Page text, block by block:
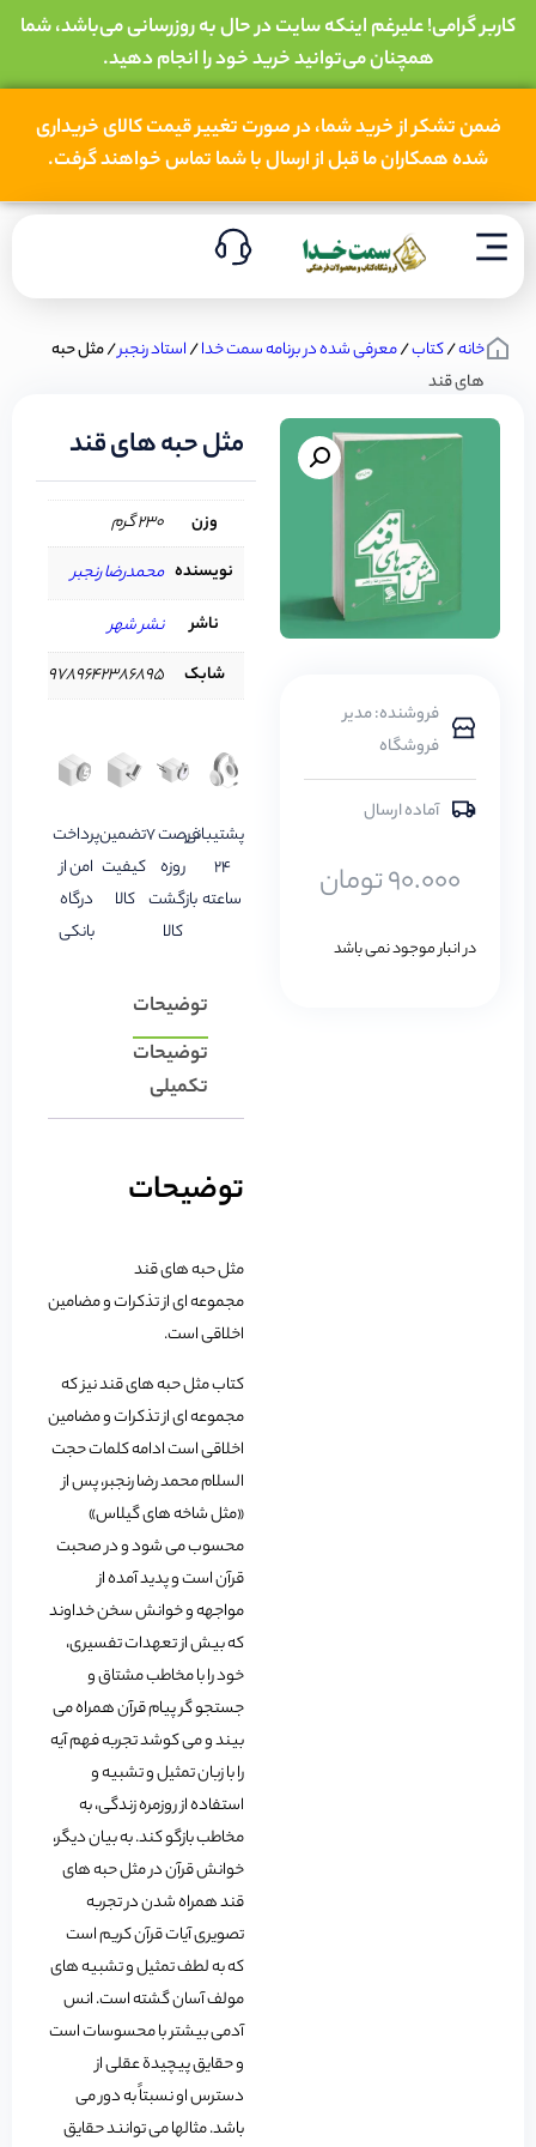
کاربر گرامی! علیرغم اینکه سایت در حال به روزرسانی می‌باشد، شما
همچنان می‌توانید خرید خود را انجام دهید.
ضمن تشکر از خرید شما، در صورت تغییر قیمت کالای خریداری
شده همکاران ما قبل از ارسال با شما تماس خواهند گرفت.
خانه/کتاب/معرفی شده در برنامه سمت خدا/استاد رنجبر/ مثل حبه
های قند
فروشنده: مدیر
فروشگاه
آماده ارسال
90.000تومان
در انبار موجود نمی باشد
مثل حبه های قند
وزن
230 گرم
نویسنده محمدرضا رنجبر
ناشر
نشر شهر
شابک
9789642386895
پشتیبانی
24
ساعته
فرصت 7
روزه
بازگشت
کالا
تضمین
کیفیت
کالا
پرداخت
امن از
درگاه
بانکی
توضیحات
توضیحات
تکمیلی
توضیحات
مثل حبه های قند
مجموعه ای از تذکرات و مضامین
اخلاقی است.
کتاب مثل حبه های قند نیز که
مجموعه ای از تذکرات و مضامین
اخلاقی است ادامه کلمات حجت
السلام محمد رضا رنجبر، پس از
«مثل شاخه های گیلاس»
محسوب می شود و در صحبت
قرآن است و پدید آمده از
مواجهه و خوانش سخن خداوند
که بیش از تعهدات تفسیری،
خود را با مخاطب مشتاق و
جستجو گر پیام قرآن همراه می
بیند و می کوشد تجربه فهم آیه
را با زبان تمثیل و تشبیه و
استفاده از روزمره زندگی، به
مخاطب بازگو کند. به بیان دیگر،
خوانش قرآن در مثل حبه های
قند همراه شدن در تجربه
تصویری آیات قرآن کریم است
که به لطف تمثیل و تشبیه های
مولف آسان گشته است. انس
آدمی بیشتر با محسوسات است
و حقایق پیچیدة عقلی از
دسترس او نسبتاً به دور می
باشد. مثالها می توانند حقایق